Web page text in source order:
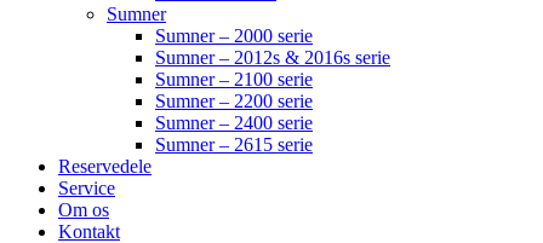
Sumner
Sumner – 2000 serie
Sumner – 2012s & 2016s serie
Sumner – 2100 serie
Sumner – 2200 serie
Sumner – 2400 serie
Sumner – 2615 serie
Reservedele
Service
Om os
Kontakt